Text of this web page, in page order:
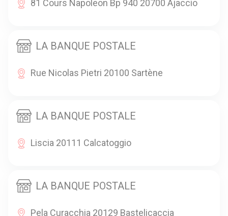
81 Cours Napoleon Bp 940 20700 Ajaccio
LA BANQUE POSTALE
Rue Nicolas Pietri 20100 Sartène
LA BANQUE POSTALE
Liscia 20111 Calcatoggio
LA BANQUE POSTALE
Pela Curacchia 20129 Bastelicaccia